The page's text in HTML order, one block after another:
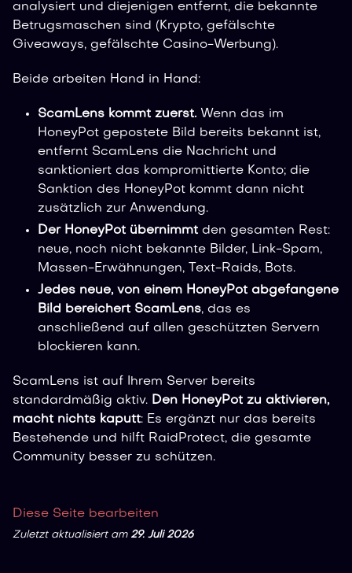
analysiert und diejenigen entfernt, die bekannte
Betrugsmaschen sind (Krypto, gefälschte
Giveaways, gefälschte Casino-Werbung).
Beide arbeiten Hand in Hand:
ScamLens kommt zuerst. Wenn das im
HoneyPot gepostete Bild bereits bekannt ist,
entfernt ScamLens die Nachricht und
sanktioniert das kompromittierte Konto; die
Sanktion des HoneyPot kommt dann nicht
zusätzlich zur Anwendung.
Der HoneyPot übernimmt den gesamten Rest:
neue, noch nicht bekannte Bilder, Link-Spam,
Massen-Erwähnungen, Text-Raids, Bots.
Jedes neue, von einem HoneyPot abgefangene
Bild bereichert ScamLens, das es
anschließend auf allen geschützten Servern
blockieren kann.
ScamLens ist auf Ihrem Server bereits
standardmäßig aktiv. Den HoneyPot zu aktivieren,
macht nichts kaputt: Es ergänzt nur das bereits
Bestehende und hilft RaidProtect, die gesamte
Community besser zu schützen.
Diese Seite bearbeiten
Zuletzt aktualisiertam 29. Juli 2026